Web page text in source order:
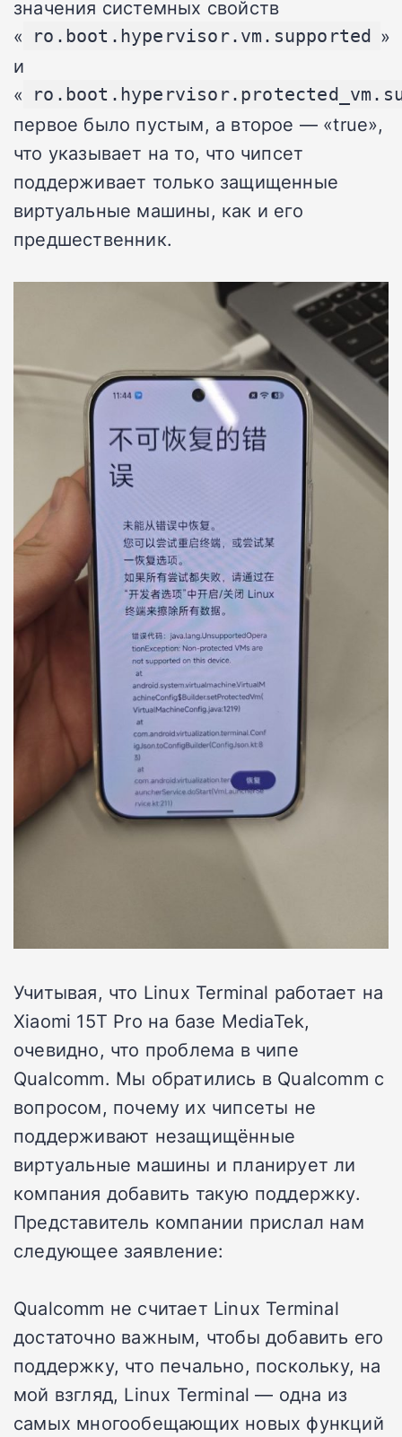
значения системных свойств
«
ro.boot.hypervisor.vm.supported »
и
«
первое было пустым, а второе — «true»,
что указывает на то, что чипсет
поддерживает только защищенные
виртуальные машины, как и его
предшественник.
Учитывая, что Linux Terminal работает на
Xiaomi 15T Pro на базе MediaTek,
очевидно, что проблема в чипе
Qualcomm. Мы обратились в Qualcomm с
вопросом, почему их чипсеты не
поддерживают незащищённые
виртуальные машины и планирует ли
компания добавить такую ​​поддержку.
Представитель компании прислал нам
следующее заявление:
Qualcomm не считает Linux Terminal
достаточно важным, чтобы добавить его
поддержку, что печально, поскольку, на
мой взгляд, Linux Terminal — одна из
самых многообещающих новых функций